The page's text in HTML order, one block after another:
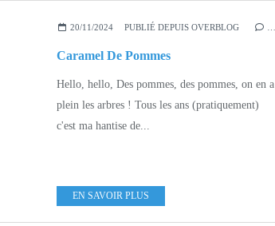
20/11/2024 PUBLIÉ DEPUIS OVERBLOG
Caramel De Pommes
Hello, hello, Des pommes, des pommes, on en a
plein les arbres ! Tous les ans (pratiquement)
c'est ma hantise de...
EN SAVOIR PLUS